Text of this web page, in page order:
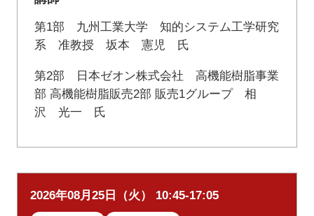
第1部 九州工業大学 知的システム工学研究
系 准教授 坂本 憲児 氏
第2部 日本ゼオン株式会社 高機能樹脂事業
部 高機能樹脂販売2部 販売1グループ 相
沢 光一 氏
2026年08月25日（火） 10:45-17:05